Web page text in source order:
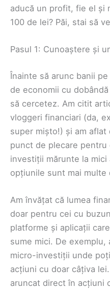
aducă un profit, fie el și
100 de lei? Păi, stai să
Pasul 1: Cunoaștere și
Înainte să arunc banii
de economii cu
să cercetez. Am citit
vloggeri financiari (da,
super mișto!) și am
punct de plecare pentru
investiții mărunte la
opțiunile sunt mai multe
Am învățat că lumea
doar pentru cei cu
platforme și aplicații
sume mici. De
micro-investiții unde
acțiuni cu doar câțiva
aruncat direct în acțiuni